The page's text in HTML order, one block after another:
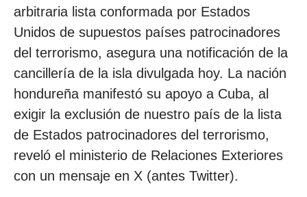
arbitraria lista conformada por Estados
Unidos de supuestos países patrocinadores
del terrorismo, asegura una notificación de la
cancillería de la isla divulgada hoy. La nación
hondureña manifestó su apoyo a Cuba, al
exigir la exclusión de nuestro país de la lista
de Estados patrocinadores del terrorismo,
reveló el ministerio de Relaciones Exteriores
con un mensaje en X (antes Twitter).